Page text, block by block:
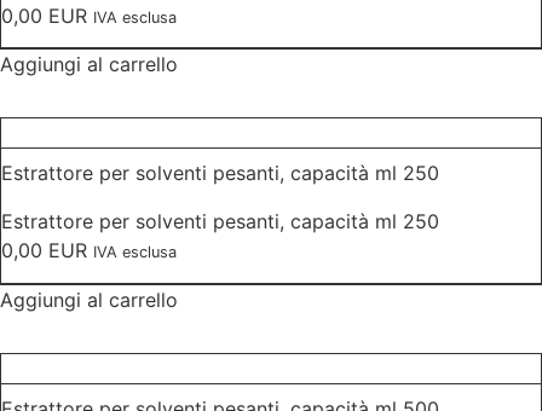
0,00 EUR IVA esclusa
Aggiungi al carrello
Estrattore per solventi pesanti, capacità ml 250
Estrattore per solventi pesanti, capacità ml 250
0,00 EUR IVA esclusa
Aggiungi al carrello